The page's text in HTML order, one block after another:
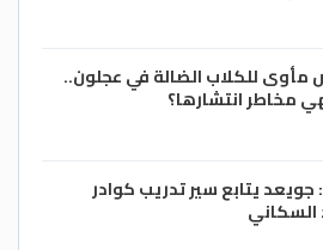
للكلاب الضالة في عجلون..
مخاطر انتشارها؟
جويعد يتابع سير تدريب كوادر
السكاني